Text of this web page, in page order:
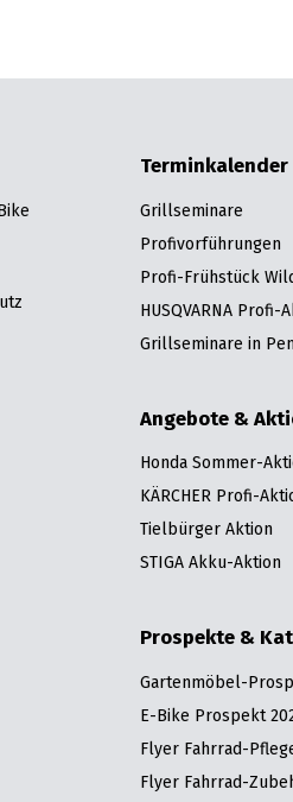
Terminkalender
Grillseminare
Profivorführungen
Profi-Frühstück
HUSQVARNA
Grillseminare in
Angebote &
Honda Sommer-
KÄRCHER Profi-
Tielbürger Aktion
STIGA Akku-Aktion
Prospekte &
Gartenmöbel-
E-Bike Prospekt
Flyer Fahrrad-
Flyer Fahrrad-